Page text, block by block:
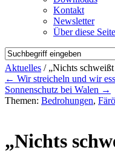
Kontakt
Newsletter
Über diese
Aktuelles / „Nichts
← Wir streicheln und wir
Sonnenschutz bei Walen →
Themen: Bedrohungen,
„Nichts